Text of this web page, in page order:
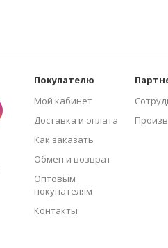
Покупателю
Мой кабинет
Доставка и оплата
Как заказать
Обмен и возврат
Оптовым
покупателям
Контакты